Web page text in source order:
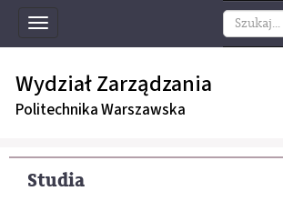
Toggle
navigation
Wydział Zarządzania
Politechnika Warszawska
Studia